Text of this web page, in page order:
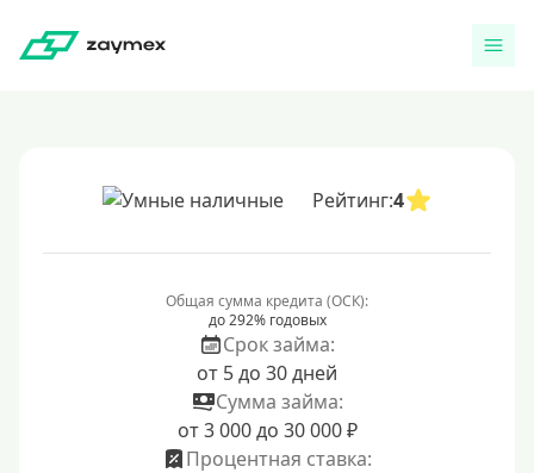
Рейтинг:4
Общая сумма кредита (ОСК):
до 292% годовых
Срок займа:
от 5 до 30 дней
Сумма займа:
от 3 000 до 30 000 ₽
Процентная ставка: